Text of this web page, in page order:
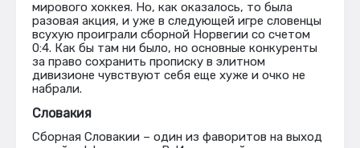
мирового хоккея. Но, как оказалось, то была
разовая акция, и уже в следующей игре словенцы
всухую проиграли сборной Норвегии со счетом
0:4. Как бы там ни было, но основные конкуренты
за право сохранить прописку в элитном
дивизионе чувствуют себя еще хуже и очко не
набрали.
Словакия
Сборная Словакии – один из фаворитов на выход